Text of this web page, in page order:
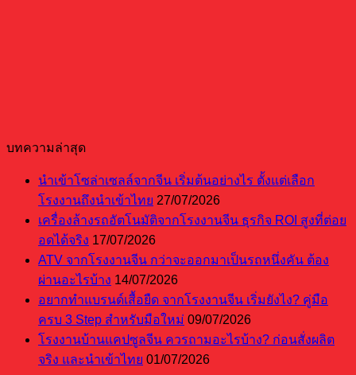
บทความล่าสุด
นำเข้าโซล่าเซลล์จากจีน เริ่มต้นอย่างไร ตั้งแต่เลือก
โรงงานถึงนำเข้าไทย 27/07/2026
เครื่องล้างรถอัตโนมัติจากโรงงานจีน ธุรกิจ ROI สูงที่ต่อย
อดได้จริง 17/07/2026
ATV จากโรงงานจีน กว่าจะออกมาเป็นรถหนึ่งคัน ต้อง
ผ่านอะไรบ้าง 14/07/2026
อยากทำแบรนด์เสื้อยืด จากโรงงานจีน เริ่มยังไง? คู่มือ
ครบ 3 Step สำหรับมือใหม่ 09/07/2026
โรงงานบ้านแคปซูลจีน ควรถามอะไรบ้าง? ก่อนสั่งผลิต
จริง และนำเข้าไทย 01/07/2026